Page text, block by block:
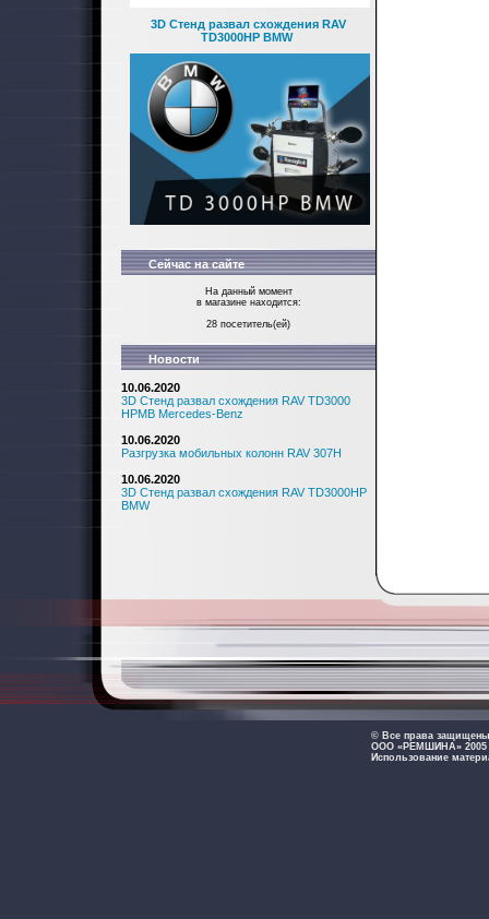
3D Стенд развал схождения RAV
TD3000HP BMW
Сейчас на сайте
На данный момент
в магазине находится:
28 посетитель(ей)
Новости
10.06.2020
3D Стенд развал схождения RAV TD3000
HPMB Mercedes-Benz
10.06.2020
Разгрузка мобильных колонн RAV 307H
10.06.2020
3D Стенд развал схождения RAV TD3000HP
BMW
© Все права защищены
ООО «РЕМШИНА» 2005
Использование